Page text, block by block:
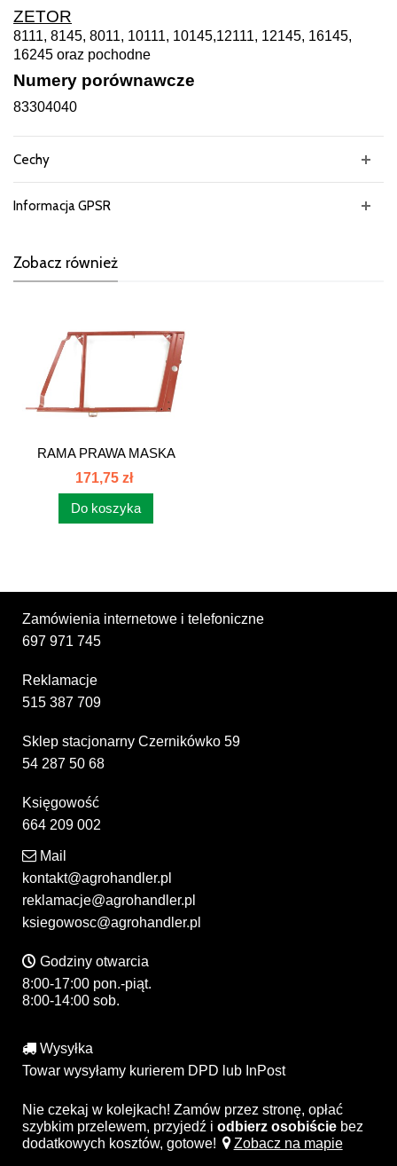
ZETOR
8111, 8145, 8011, 10111, 10145,12111, 12145, 16145,
16245 oraz pochodne
Numery porównawcze
83304040
Cechy
Informacja GPSR
Zobacz również
RAMA PRAWA MASKA
C385. 83304030
171,75 zł
Do koszyka
Zamówienia internetowe i telefoniczne
697 971 745
Reklamacje
515 387 709
Sklep stacjonarny Czernikówko 59
54 287 50 68
Księgowość
664 209 002
Mail
kontakt@agrohandler.pl
reklamacje@agrohandler.pl
ksiegowosc@agrohandler.pl
Godziny otwarcia
8:00-17:00 pon.-piąt.
8:00-14:00 sob.
Wysyłka
Towar wysyłamy kurierem DPD lub InPost
Nie czekaj w kolejkach! Zamów przez stronę, opłać
szybkim przelewem, przyjedź i odbierz osobiście bez
dodatkowych kosztów, gotowe!
Zobacz na mapie